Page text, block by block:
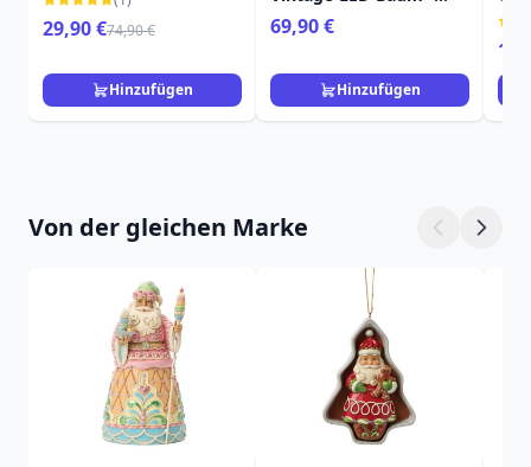
29,90 €74,90 €
Hinzufügen
HEARTWOOD CREEK
69,90 €
Hinzufügen
Von der gleichen Marke